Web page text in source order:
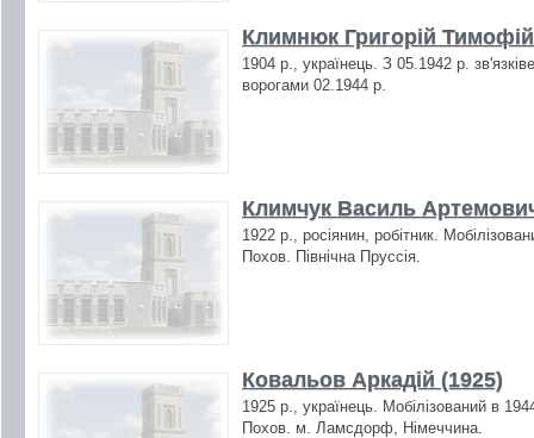
Климнюк Григорій
1904 р., українець. З 05.1942 р.
ворогами 02.1944 р.
Климчук Василь
1922 р., росіянин, робітник.
Похов. Північна Пруссія.
Ковальов Аркадій (1925)
1925 р., українець. Мобілізований в
Похов. м. Ламсдорф, Німеччина.